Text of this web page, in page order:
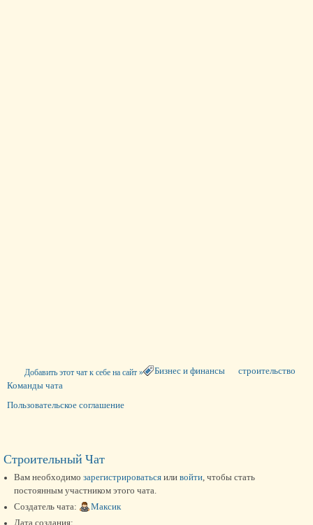
Бизнес и финансы строительство
Добавить этот чат к себе на сайт »
Команды чата
Пользовательское соглашение
Строительный Чат
Вам необходимо зарегистрироваться или войти, чтобы стать
постоянным участником этого чата.
Создатель чата:
Максик